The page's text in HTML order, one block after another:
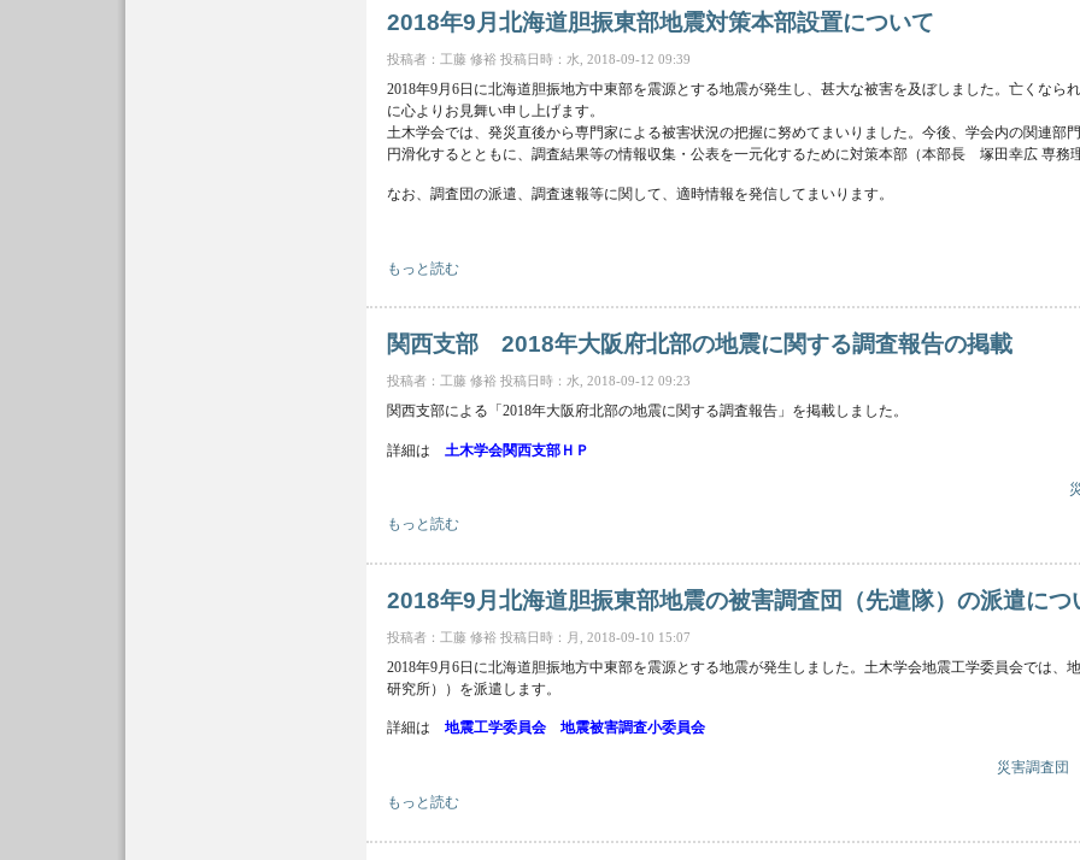
2018年9月北海道胆振東部地震対策本部設置について
投稿者： 工藤 修裕 投稿日時：水, 2018-09-12 09:39
2018年9月6日に北海道胆振地方中東部を震源とする地震が発生し、甚大な被害を及ぼしました。亡くな
に心よりお見舞い申し上げます。
土木学会では、発災直後から専門家による被害状況の把握に努めてまいりました。今後、学会内の関連部
円滑化するとともに、調査結果等の情報収集・公表を一元化するために対策本部（本部長 塚田幸広 専務
なお、調査団の派遣、調査速報等に関して、適時情報を発信してまいります。
2018年9月北海道胆振東部地震対策本部設置について について
もっと読む
関西支部 2018年大阪府北部の地震に関する調査報告の掲載
投稿者： 工藤 修裕 投稿日時：水, 2018-09-12 09:23
関西支部による「2018年大阪府北部の地震に関する調査報告」を掲載しました。
詳細は 土木学会関西支部ＨＰ
関西支部 2018年大阪府北部の地震に関する調査報告の掲載 について
もっと読む
2018年9月北海道胆振東部地震の被害調査団（先遣隊）の派遣につ
投稿者： 工藤 修裕 投稿日時：月, 2018-09-10 15:07
2018年9月6日に北海道胆振地方中東部を震源とする地震が発生しました。土木学会地震工学委員会では
研究所））を派遣します。
詳細は 地震工学委員会 地震被害調査小委員会
災害調査団
2018年9月北海道胆振東部地震の被害調査団（先遣隊）の派遣について について
もっと読む